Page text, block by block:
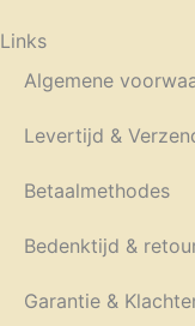
Links
Algemene
Levertijd &
Betaalmethodes
Bedenktijd &
Garantie &